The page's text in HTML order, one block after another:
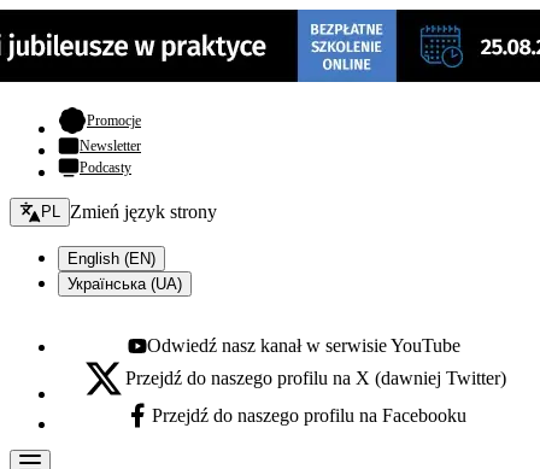
Promocje- otwiera się w nowej karcie
Newsletter
Podcasty
Zmień język - bieżący:
PL Zmień język strony
English (EN)
Українська (UA)
Youtube - otwiera się w nowej karcie
Odwiedź nasz kanał w serwisie YouTube
X - otwiera się w nowej karcie
Przejdź do naszego profilu na X (dawniej Twitter)
Facebook - otwiera się w nowej karcie
Przejdź do naszego profilu na Facebooku